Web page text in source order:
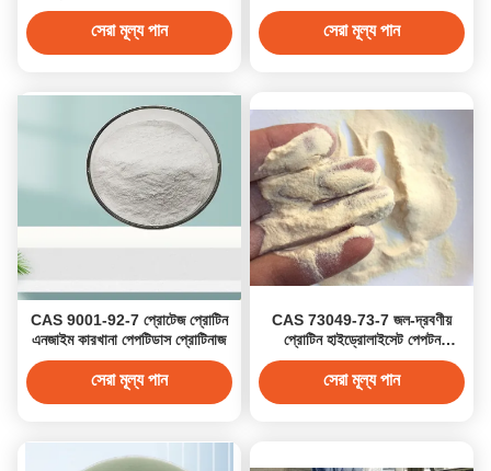
CAS 60650-88-6
সেরা মূল্য পান সেরা মূল্য পান
CAS 9001-92-7 প্রোটেজ প্রোটিন
এনজাইম কারখানা পেপটিডাস প্রোটিনাজ
সেরা মূল্য পান
CAS 73049-73-7 জল-দ্রবণীয়
প্রোটিন হাইড্রোলাইসেট পেপটন
মাইক্রোবায়োলজিক্যাল অ্যাপ্লিকেশনের
জন্য
সেরা মূল্য পান